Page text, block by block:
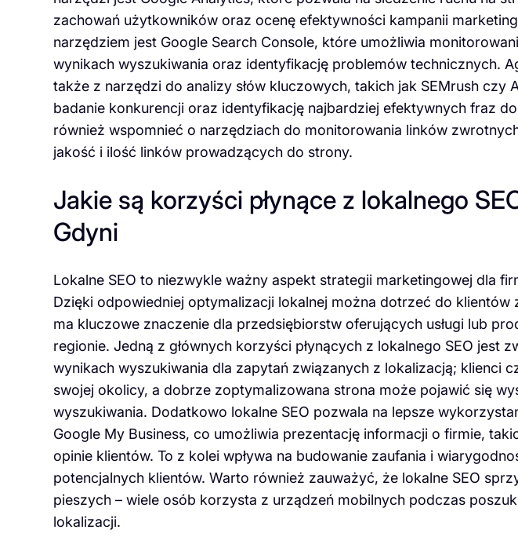
zachowań użytkowników oraz ocenę efektywności kampanii
narzędziem jest Google Search Console, które umożliwia
wynikach wyszukiwania oraz identyfikację problemów technicznych.
także z narzędzi do analizy słów kluczowych, takich jak SEMrush czy
badanie konkurencji oraz identyfikację najbardziej efektywnych fraz
również wspomnieć o narzędziach do monitorowania linków
jakość i ilość linków prowadzących do strony.
Jakie są korzyści płynące z lokalnego
Gdyni
Lokalne SEO to niezwykle ważny aspekt strategii marketingowej dla
Dzięki odpowiedniej optymalizacji lokalnej można dotrzeć do klientów
ma kluczowe znaczenie dla przedsiębiorstw oferujących usługi lub
regionie. Jedną z głównych korzyści płynących z lokalnego SEO jest
wynikach wyszukiwania dla zapytań związanych z lokalizacją; klienci
swojej okolicy, a dobrze zoptymalizowana strona może pojawić się
wyszukiwania. Dodatkowo lokalne SEO pozwala na lepsze
Google My Business, co umożliwia prezentację informacji o firmie,
opinie klientów. To z kolei wpływa na budowanie zaufania i
potencjalnych klientów. Warto również zauważyć, że lokalne SEO
pieszych – wiele osób korzysta z urządzeń mobilnych podczas
lokalizacji.